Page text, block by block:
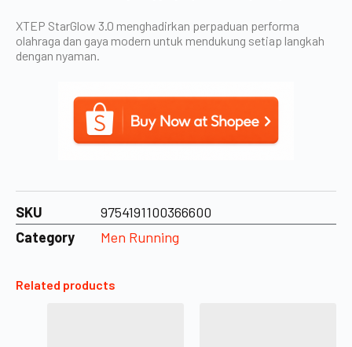
XTEP StarGlow 3.0 menghadirkan perpaduan performa
olahraga dan gaya modern untuk mendukung setiap langkah
dengan nyaman.
SKU
9754191100366600
Category
Men Running
Related products